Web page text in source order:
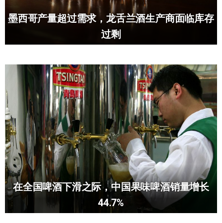
墨西哥产量超过需求，龙舌兰酒生产商面临库存
过剩
在全国啤酒下滑之际，中国果味啤酒销量增长
44.7%